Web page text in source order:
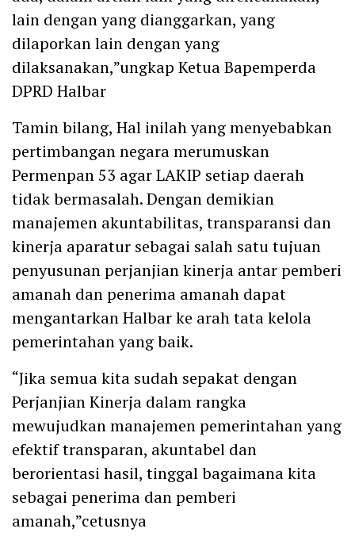
lain dengan yang dianggarkan, yang
dilaporkan lain dengan yang
dilaksanakan,”ungkap Ketua Bapemperda
DPRD Halbar
Tamin bilang, Hal inilah yang menyebabkan
pertimbangan negara merumuskan
Permenpan 53 agar LAKIP setiap daerah
tidak bermasalah. Dengan demikian
manajemen akuntabilitas, transparansi dan
kinerja aparatur sebagai salah satu tujuan
penyusunan perjanjian kinerja antar pemberi
amanah dan penerima amanah dapat
mengantarkan Halbar ke arah tata kelola
pemerintahan yang baik.
“Jika semua kita sudah sepakat dengan
Perjanjian Kinerja dalam rangka
mewujudkan manajemen pemerintahan yang
efektif transparan, akuntabel dan
berorientasi hasil, tinggal bagaimana kita
sebagai penerima dan pemberi
amanah,”cetusnya